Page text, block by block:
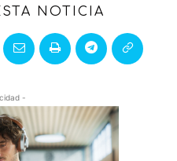
NOTICIA
-